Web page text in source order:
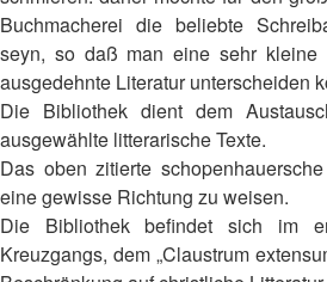
Buchmacherei die beliebte
seyn, so daß man eine sehr kleine
ausgedehnte Literatur unterscheiden
Die Bibliothek dient dem
ausgewählte litterarische Texte.
Das oben zitierte
eine gewisse Richtung zu weisen.
Die Bibliothek befindet sich im
Kreuzgangs, dem „Claustrum